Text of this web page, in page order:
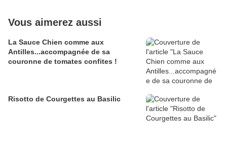
Vous aimerez aussi
La Sauce Chien comme aux
Antilles...accompagnée de sa
couronne de tomates confites !
Risotto de Courgettes au Basilic